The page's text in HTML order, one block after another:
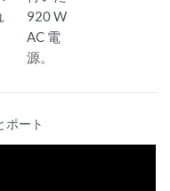
920 W
AC 電
源。
ポート